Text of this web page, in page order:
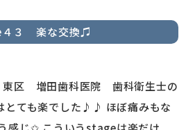
３ 楽な交換♫
区 増田歯科医院 歯科衛生士の
とても楽でした♪♪ ほぼ痛みもな